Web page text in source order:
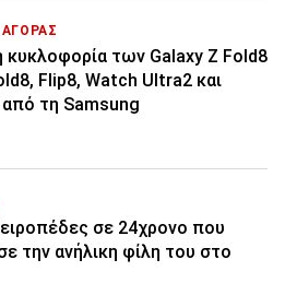
κυκλοφορία των Galaxy Z Fold8
Flip8, Watch Ultra2 και
τη Samsung
σε 24χρονο που
την ανήλικη φίλη του στο